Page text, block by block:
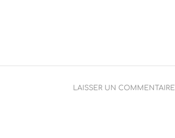
LAISSER UN COMMENTAIRE